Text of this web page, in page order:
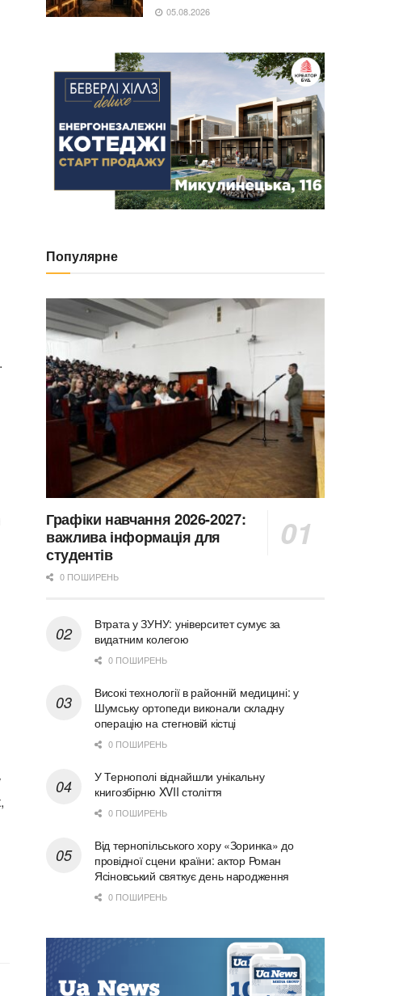
05.08.2026
Популярне
Графіки навчання 2026-2027:
важлива інформація для
студентів
0 ПОШИРЕНЬ
Втрата у ЗУНУ: університет сумує за
видатним колегою
0 ПОШИРЕНЬ
Високі технології в районній медицині: у
Шумську ортопеди виконали складну
операцію на стегновій кістці
0 ПОШИРЕНЬ
У Тернополі віднайшли унікальну
книгозбірню XVII століття
0 ПОШИРЕНЬ
Від тернопільського хору «Зоринка» до
провідної сцени країни: актор Роман
Ясіновський святкує день народження
0 ПОШИРЕНЬ